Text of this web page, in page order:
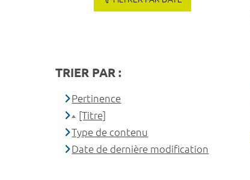
TRIER PAR :
Pertinence
[Titre]
Type de contenu
Date de dernière modification